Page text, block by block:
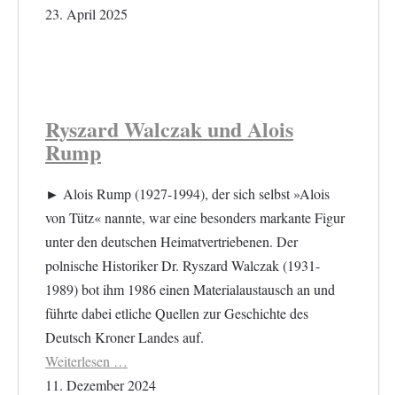
23. April 2025
Ryszard Walczak und Alois
Rump
► Alois Rump (1927-1994), der sich selbst »Alois
von Tütz« nannte, war eine besonders markante Figur
unter den deutschen Heimatvertriebenen. Der
polnische Historiker Dr. Ryszard Walczak (1931-
1989) bot ihm 1986 einen Materialaustausch an und
führte dabei etliche Quellen zur Geschichte des
Deutsch Kroner Landes auf.
Weiterlesen …
11. Dezember 2024